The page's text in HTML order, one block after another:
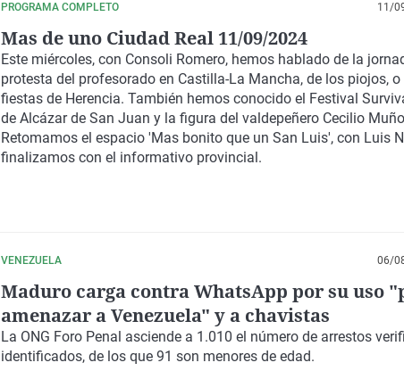
PROGRAMA COMPLETO 11/
Mas de uno Ciudad Real 11/09/2024
Este miércoles, con Consoli Romero, hemos hablado de la
protesta del profesorado en Castilla-La Mancha, de los piojos, o
fiestas de Herencia. También hemos conocido el Festival
de Alcázar de San Juan y la figura del valdepeñero Cecilio
Retomamos el espacio 'Mas bonito que un San Luis', con Luis
finalizamos con el informativo provincial.
VENEZUELA 06/
Maduro carga contra WhatsApp por su uso
amenazar a Venezuela" y a chavistas
La ONG Foro Penal asciende a 1.010 el número de arrestos
identificados, de los que 91 son menores de edad.